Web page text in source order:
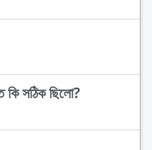
কি সঠিক ছিলো?